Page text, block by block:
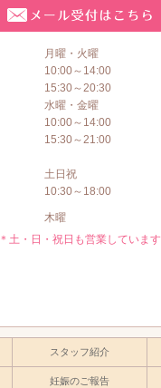
月曜・火曜
10:00～14:00
15:30～20:30
水曜・金曜
10:00～14:00
15:30～21:00
土日祝
10:30～18:00
木曜
＊土・日・祝日も営業しています
スタッフ紹介
妊娠のご報告